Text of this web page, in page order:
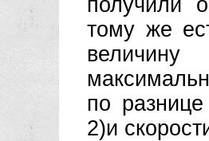
получили
тому же
по
2)и